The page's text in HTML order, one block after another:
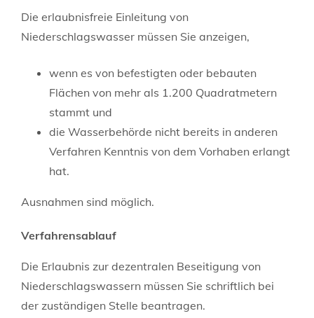
Die erlaubnisfreie Einleitung von
Niederschlagswasser müssen Sie anzeigen,
wenn es von befestigten oder bebauten
Flächen von mehr als 1.200 Quadratmetern
stammt und
die Wasserbehörde nicht bereits in anderen
Verfahren Kenntnis von dem Vorhaben erlangt
hat.
Ausnahmen sind möglich.
Verfahrensablauf
Die Erlaubnis zur dezentralen Beseitigung von
Niederschlagswassern müssen Sie schriftlich bei
der zuständigen Stelle beantragen.